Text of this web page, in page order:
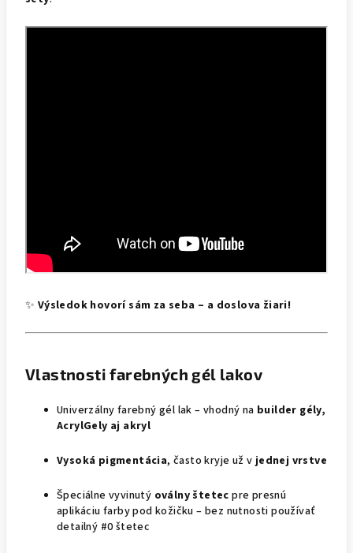
✨ Výsledok hovorí sám za seba – a doslova žiari!
Vlastnosti farebných gél lakov
Univerzálny farebný gél lak – vhodný na builder gély,
AcrylGely aj akryl
Vysoká pigmentácia, často kryje už vjednej vrstve
Špeciálne vyvinutý oválny štetec pre presnú
aplikáciu farby pod kožičku – bez nutnosti používať
detailný #0 štetec